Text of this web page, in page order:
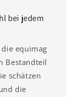
bei jedem
equimag
Bestandteil
schätzen
die